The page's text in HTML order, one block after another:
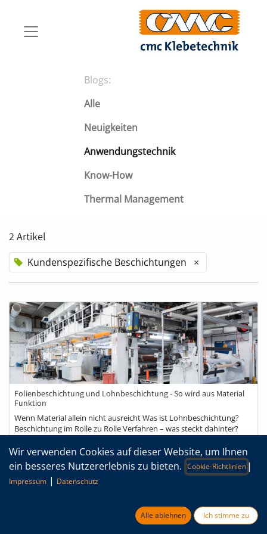
Blogs:
Alle
Neuigkeiten
Anwendungstechnik
Know-How
Thermal Management
2 Artikel
Kundenspezifische Beschichtungen ×
Folienbeschichtung und Lohnbeschichtung - So wird aus Material
Funktion
Wenn Material allein nicht ausreicht Was ist Lohnbeschichtung?
Beschichtung im Rolle zu Rolle Verfahren – was steckt dahinter?
Beschichtungsprojekt bei ...
Kundenspezifische Beschichtungen
Wir verwenden Cookies auf dieser Website, um Ihnen
ein besseres Nutzererlebnis zu bieten. Cookie-Richtlinien |
Impressum | Datenschutz
Alle ablehnen Ich stimme zu